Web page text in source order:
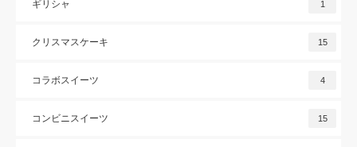
ギリシャ 1
クリスマスケーキ 15
コラボスイーツ 4
コンビニスイーツ 15